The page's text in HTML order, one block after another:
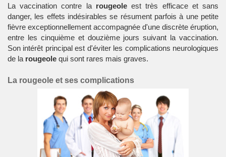
La vaccination contre la rougeoleest très efficace et sans
danger, les effets indésirables se résument parfois à une petite
fièvre exceptionnellement accompagnée d'une discrète éruption,
entre les cinquième et douzième jours suivant la vaccination.
Son intérêt principal est d'éviter les complications neurologiques
de la rougeole qui sont rares mais graves.
La rougeole et ses complications